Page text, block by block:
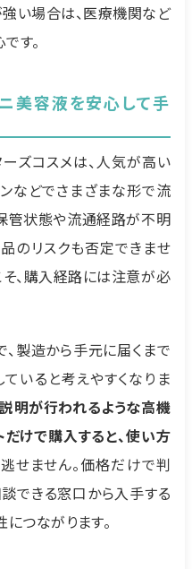
強い場合は、医療機関など
す。
美容液を安心して手
ズコスメは、人気が高い
などでさまざまな形で流
管状態や流通経路が不明
のリスクも否定できませ
、購入経路には注意が必
製造から手元に届くまで
いると考えやすくなりま
明が行われるような高機
けで購入すると、使い方
せません。価格だけで判
できる窓口から入手する
につながります。